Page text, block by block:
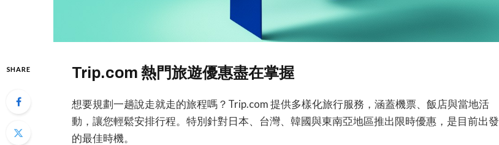
SHARE Trip.com 熱門旅遊優惠盡在掌握
想要規劃一趟說走就走的旅程嗎？Trip.com 提供多樣化旅行服務，涵蓋機票、飯店與當地活
動，讓您輕鬆安排行程。特別針對日本、台灣、韓國與東南亞地區推出限時優惠，是目前出發
的最佳時機。